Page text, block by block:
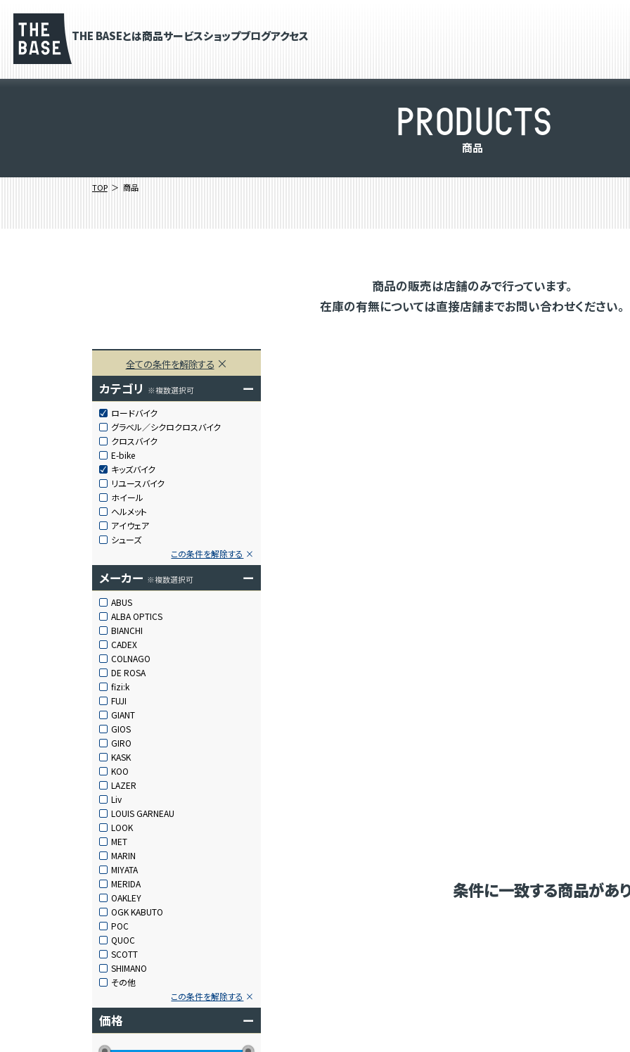
THE BASEとは商品サービスショップブログアクセス
PRODUCTS
商品
TOP 商品
商品の販売は店舗のみで行っています。
在庫の有無については直接店舗までお問い合わせください。
全ての条件を解除する
カテゴリ ※複数選択可 ー
ロードバイク
グラベル／シクロクロスバイク
クロスバイク
E-bike
キッズバイク
リユースバイク
ホイール
ヘルメット
アイウェア
シューズ
この条件を解除する
メーカー ※複数選択可 ー
ABUS
ALBA OPTICS
BIANCHI
CADEX
COLNAGO
DE ROSA
fizi:k
FUJI
GIANT
GIOS
GIRO
KASK
KOO
LAZER
Liv
LOUIS GARNEAU
LOOK
MET
MARIN
MIYATA
MERIDA
OAKLEY
OGK KABUTO
POC
QUOC
SCOTT
SHIMANO
その他
この条件を解除する
価格 ー
条件に一致する商品があ